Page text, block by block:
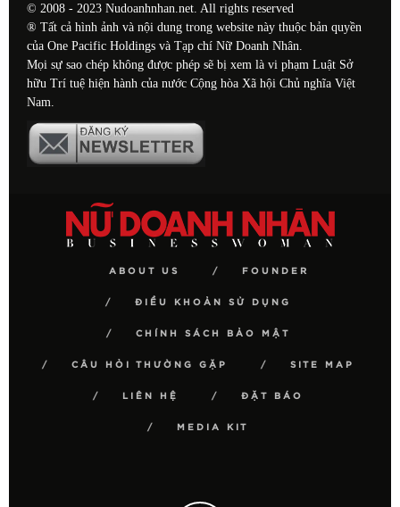
© 2008 - 2023 Nudoanhnhan.net. All rights reserved
® Tất cả hình ảnh và nội dung trong website này thuộc bản quyền
của One Pacific Holdings và Tạp chí Nữ Doanh Nhân.
Mọi sự sao chép không được phép sẽ bị xem là vi phạm Luật Sở
hữu Trí tuệ hiện hành của nước Cộng hòa Xã hội Chủ nghĩa Việt
Nam.
ABOUT US FOUNDER
ĐIỀU KHOẢN SỬ DỤNG
CHÍNH SÁCH BẢO MẬT
CÂU HỎI THƯỜNG GẶP SITE MAP
LIÊN HỆ ĐẶT BÁO
MEDIA KIT